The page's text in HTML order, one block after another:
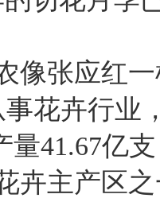
像张应红
事花卉行业
量41.67亿
卉主产区